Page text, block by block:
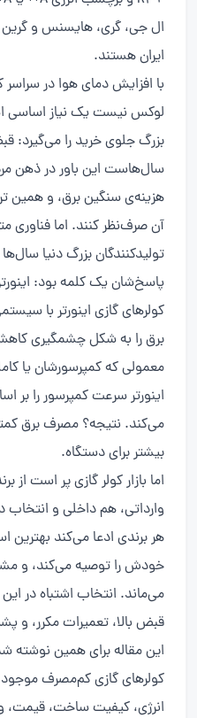
ال جی، گری، هایسنس و گرین
ایران هستند.
با افزایش دمای هوا در سراسر
لوکس نیست یک نیاز
بزرگ جلوی خرید را می‌گیرد:
سال‌هاست این باور در ذهن
هزینه‌ی سنگین برق، و همین
آن صرف‌نظر کنند. اما فناوری
تولیدکنندگان بزرگ دنیا
پاسخ‌شان یک کلمه بود:
کولرهای گازی اینورتر با
برق را به شکل چشمگیری
معمولی که کمپرسورشان یا
اینورتر سرعت کمپرسور را بر
می‌کند. نتیجه؟ مصرف برق
بیشتر برای دستگاه.
اما بازار کولر گازی پر است
وارداتی، هم داخلی و انتخاب
هر برندی ادعا می‌کند
خودش را توصیه می‌کند، و
می‌ماند. انتخاب اشتباه در
قبض بالا، تعمیرات مکرر، و
این مقاله برای همین نوشته
کولرهای گازی کم‌مصرف موجود
انرژی، کیفیت ساخت، قیمت،